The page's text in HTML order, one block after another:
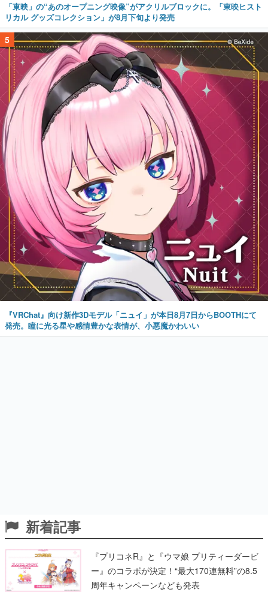
「東映」の“あのオープニング映像”がアクリルブロックに。「東映ヒスト
リカル グッズコレクション」が8月下旬より発売
5
『VRChat』向け新作3Dモデル「ニュイ」が本日8月7日からBOOTHにて
発売。瞳に光る星や感情豊かな表情が、小悪魔かわいい
新着記事
『プリコネR』と『ウマ娘 プリティーダービ
ー』のコラボが決定！“最大170連無料”の8.5
周年キャンペーンなども発表